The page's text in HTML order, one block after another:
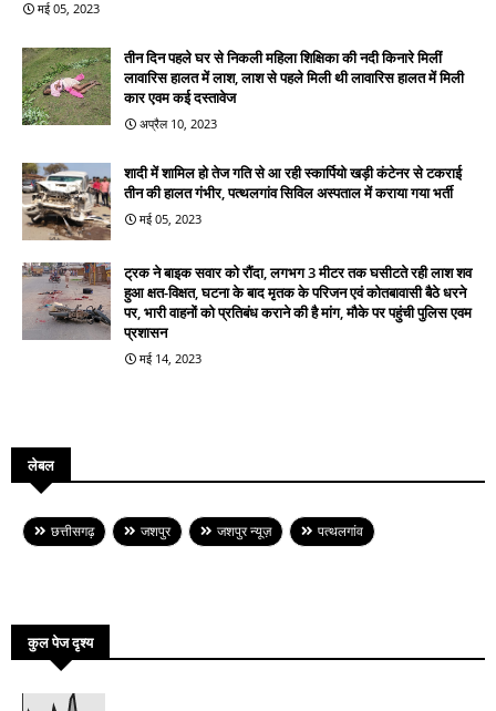
मई 05, 2023
तीन दिन पहले घर से निकली महिला शिक्षिका की नदी किनारे मिलीं
लावारिस हालत में लाश, लाश से पहले मिली थी लावारिस हालत में मिली
कार एवम कई दस्तावेज
अप्रैल 10, 2023
शादी में शामिल हो तेज गति से आ रही स्कार्पियो खड़ी कंटेनर से टकराई
तीन की हालत गंभीर, पत्थलगांव सिविल अस्पताल में कराया गया भर्ती
मई 05, 2023
ट्रक ने बाइक सवार को रौंदा, लगभग 3 मीटर तक घसीटते रही लाश शव
हुआ क्षत-विक्षत, घटना के बाद मृतक के परिजन एवं कोतबावासी बैठे धरने
पर, भारी वाहनों को प्रतिबंध कराने की है मांग, मौके पर पहुंची पुलिस एवम
प्रशासन
मई 14, 2023
लेबल
छत्तीसगढ़ जशपुर जशपुर न्यूज़ पत्थलगांव
कुल पेज दृश्य